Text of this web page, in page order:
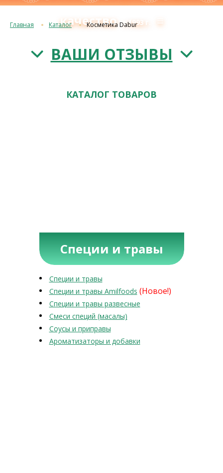
качествос 1993 г. ≡
Главная Каталог Косметика Dabur
ВАШИ ОТЗЫВЫ
КАТАЛОГ ТОВАРОВ
Специи и травы
Специи и травы
Специи и травы Amilfoods (Новое!)
Специи и травы развесные
Смеси специй (масалы)
Соусы и приправы
Ароматизаторы и добавки